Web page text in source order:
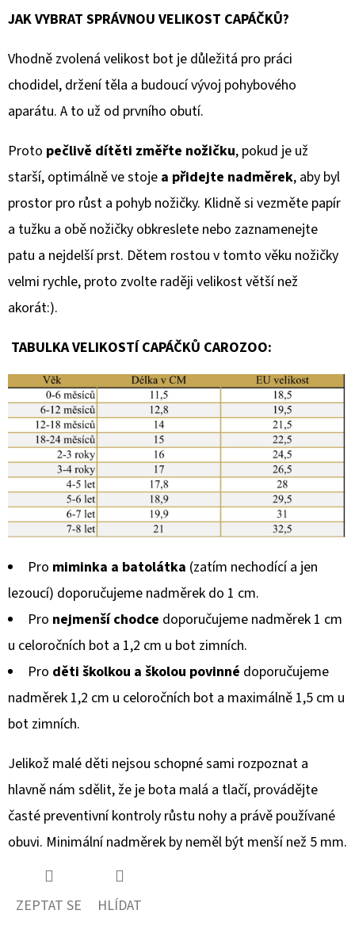
JAK VYBRAT SPRÁVNOU VELIKOST CAPÁČKŮ?
Vhodně zvolená velikost bot je důležitá pro práci
chodidel, držení těla a budoucí vývoj pohybového
aparátu. A to už od prvního obutí.
Proto pečlivě dítěti změřte nožičku, pokud je už
starší, optimálně ve stoje a přidejte nadměrek, aby byl
prostor pro růst a pohyb nožičky. Klidně si vezměte papír
a tužku a obě nožičky obkreslete nebo zaznamenejte
patu a nejdelší prst. Dětem rostou v tomto věku nožičky
velmi rychle, proto zvolte raději velikost větší než
akorát:).
TABULKA VELIKOSTÍ CAPÁČKŮ CAROZOO:
Pro miminka a batolátka (zatím nechodící a jen
lezoucí) doporučujeme nadměrek do 1 cm.
Pro nejmenší chodce doporučujeme nadměrek 1 cm
u celoročních bot a 1,2 cm u bot zimních.
Pro děti školkou a školou povinné doporučujeme
nadměrek 1,2 cm u celoročních bot a maximálně 1,5 cm u
bot zimních.
Jelikož malé děti nejsou schopné sami rozpoznat a
hlavně nám sdělit, že je bota malá a tlačí, provádějte
časté preventivní kontroly růstu nohy a právě používané
obuvi. Minimální nadměrek by neměl být menší než 5 mm.
ZEPTAT SE
HLÍDAT